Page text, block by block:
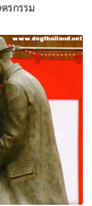
รกรรม